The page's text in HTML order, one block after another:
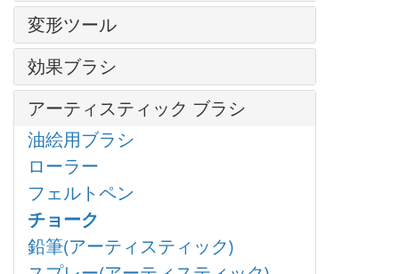
油絵効果
デジタルアート
爆発効果
古い写真の復元
ハイパス
カメレオンブラシ
プラグインの導入方法
テクスチャブラシ
ブラシエディター: シェイプを選択
ブラシエディター: 楕円形
印刷
プログラムの環境設定
ホットキー
色
スウォッチ
色相環
アクション
ファイル情報
反転
しきい値
ポスタリゼーション
白黒
グラデーション マップ
非彩色
カラー マッチ
色の置き換え
均一化
— 粗いエッジ(縁）
ぼかし効果
ブラシ ストローク
チャンネル ミキサー
画像結合
ディスト―ション
ドロップシャドウ
グラマー効果
グリッチアート
ハイパス
Neon
Noise Buster
Points
SmartMask
被写体の選択 AI
主被写体を選択 AI
色範囲
エッジの微調整
選択範囲の修正
選択コマンド
スプレーツール
再カラーブラシ
テクスチャブラシ
消しゴム
履歴ブラシ
塗りつぶし
グラデーションでの塗りつぶし
クローンスタンプ
カメレオン ブラシ
ぼかしツール
調整ブラシ
スポットリムーバー
赤目除去
歯のホワイトニング
変形ツール
手前に変形
奥に変形
膨張変形
しわ変形
ねじり変形
変形再構成
効果ブラシ
フラッフィー ブラシ
ヘア ブラシ
ブリストル ブラシ
スレッド ブラシ
ベール ブラシ
スモーク ブラシ
スパークル ブラシ
アーティスティック ブラシ
油絵用ブラシ
ローラー
フェルトペン
チョーク
鉛筆(アーティスティック)